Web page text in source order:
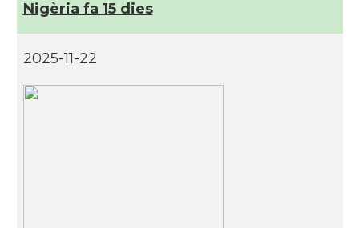
Nigèria fa 15 dies
2025-11-22